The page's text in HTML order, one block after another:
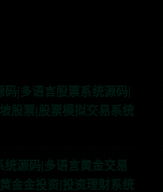
码|多语言股票系统源码|
股票|股票模拟交易系统
统源码|多语言黄金交易
金金投资|投资理财系统